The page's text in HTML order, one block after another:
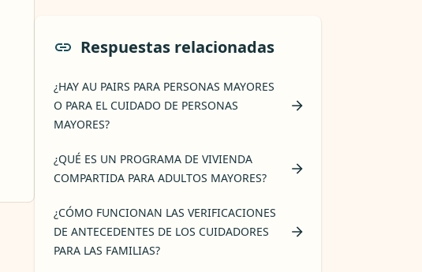
Respuestas relacionadas
¿HAY AU PAIRS PARA PERSONAS MAYORES
O PARA EL CUIDADO DE PERSONAS
MAYORES?
¿QUÉ ES UN PROGRAMA DE VIVIENDA
COMPARTIDA PARA ADULTOS MAYORES?
¿CÓMO FUNCIONAN LAS VERIFICACIONES
DE ANTECEDENTES DE LOS CUIDADORES
PARA LAS FAMILIAS?